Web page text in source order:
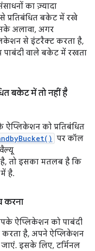
का ज़्यादा
प्रतिबंधित बकेट में रखे
अलावा, अगर
से इंटरैक्ट करता है,
वाले बकेट में रखता
बकेट में तो नहीं है
को प्रतिबंधित
पर कॉल
है, तो इसका मतलब है कि
है.
करना
ऐप्लिकेशन को पाबंदी
है, अपने ऐप्लिकेशन
इसके लिए, टर्मिनल